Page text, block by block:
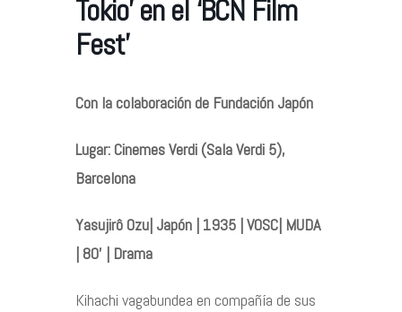
Tokio’ en el ‘BCN Film
Fest’
Con la colaboración de Fundación Japón
Lugar: Cinemes Verdi (Sala Verdi 5),
Barcelona
Yasujirô Ozu| Japón | 1935 | VOSC| MUDA
| 80’ | Drama
Kihachi vagabundea en compañía de sus
©2026 COPYRIGHT FLOTHEMES